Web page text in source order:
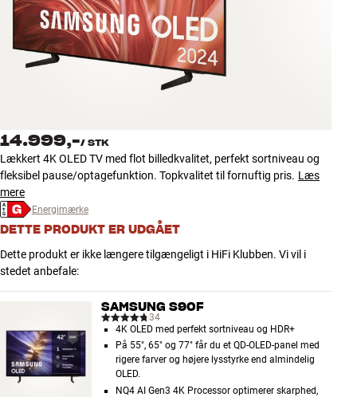
Tilbehør
INSPIRATION
NYHEDER
TILBUD
Find Butik
Kundeservice
Log ind
Kundeservice
14.999,-/ STK
Lækkert 4K OLED TV med flot billedkvalitet, perfekt sortniveau og
fleksibel pause/optagefunktion. Topkvalitet til fornuftig pris. Læs
mere
Energimærke
DETTE PRODUKT ER UDGÅET
Dette produkt er ikke længere tilgængeligt i HiFi Klubben. Vi vil i
stedet anbefale:
SAMSUNG S90F
34
4K OLED med perfekt sortniveau og HDR+
På 55", 65" og 77" får du et QD-OLED-panel med
rigere farver og højere lysstyrke end almindelig
OLED.
NQ4 AI Gen3 4K Processor optimerer skarphed,